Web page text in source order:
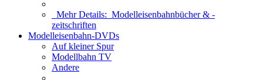
Mehr Details: Modelleisenbahnbücher & -
zeitschriften
Modelleisenbahn-DVDs
Auf kleiner Spur
Modellbahn TV
Andere